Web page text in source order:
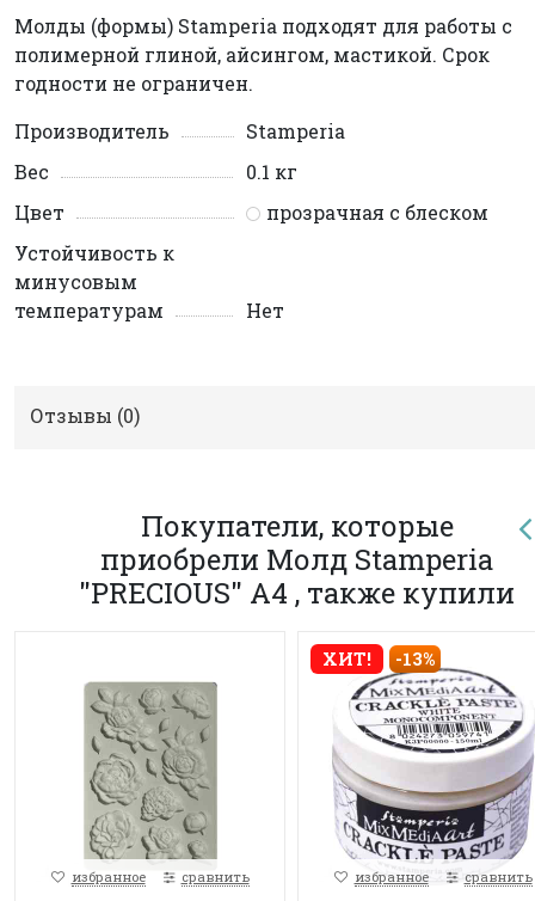
Молды (формы) Stamperia подходят для работы с
полимерной глиной, айсингом, мастикой. Срок
годности не ограничен.
Производитель
Stamperia
Вес
0.1 кг
Цвет
прозрачная с блеском
Устойчивость к
минусовым
температурам
Нет
Отзывы (0)
Покупатели, которые
приобрели Молд Stamperia
"PRECIOUS" А4 , также купили
избранное сравнить
ХИТ! -13%
избранное сравнить